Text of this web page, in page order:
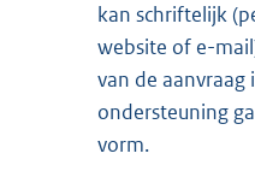
kan schriftelijk
website of e-
van de aanvraag
ondersteuning
vorm.